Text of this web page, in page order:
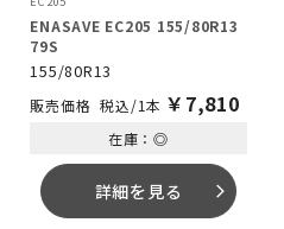
ENASAVE EC205 155/80R13
79S
155/80R13
税込/1本 ￥ 7,810
在庫：◎
詳細を見る arrow_forward_ios